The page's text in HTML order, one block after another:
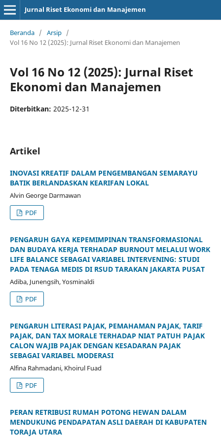
Jurnal Riset Ekonomi dan Manajemen
Beranda / Arsip /
Vol 16 No 12 (2025): Jurnal Riset Ekonomi dan Manajemen
Vol 16 No 12 (2025): Jurnal Riset
Ekonomi dan Manajemen
Diterbitkan: 2025-12-31
Artikel
INOVASI KREATIF DALAM PENGEMBANGAN SEMARAYU
BATIK BERLANDASKAN KEARIFAN LOKAL
Alvin George Darmawan
PDF
PENGARUH GAYA KEPEMIMPINAN TRANSFORMASIONAL
DAN BUDAYA KERJA TERHADAP BURNOUT MELALUI WORK
LIFE BALANCE SEBAGAI VARIABEL INTERVENING: STUDI
PADA TENAGA MEDIS DI RSUD TARAKAN JAKARTA PUSAT
Adiba, Junengsih, Yosminaldi
PDF
PENGARUH LITERASI PAJAK, PEMAHAMAN PAJAK, TARIF
PAJAK, DAN TAX MORALE TERHADAP NIAT PATUH PAJAK
CALON WAJIB PAJAK DENGAN KESADARAN PAJAK
SEBAGAI VARIABEL MODERASI
Alfina Rahmadani, Khoirul Fuad
PDF
PERAN RETRIBUSI RUMAH POTONG HEWAN DALAM
MENDUKUNG PENDAPATAN ASLI DAERAH DI KABUPATEN
TORAJA UTARA